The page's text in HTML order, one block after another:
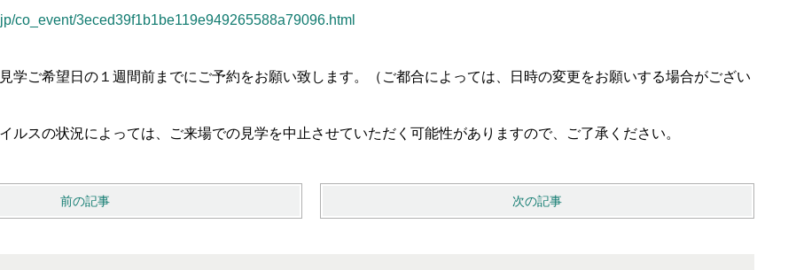
co_event/3eced39f1b1be119e949265588a79096.html
学ご希望日の１週間前までにご予約をお願い致します。（ご都合によっては、日時の変更をお願いする場合がござい
ルスの状況によっては、ご来場での見学を中止させていただく可能性がありますので、ご了承ください。
前の記事 次の記事